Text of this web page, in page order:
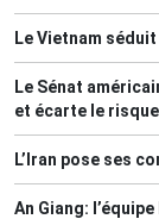
Le Vietnam
Le Sénat
et écarte le
L’Iran pose ses
An Giang: